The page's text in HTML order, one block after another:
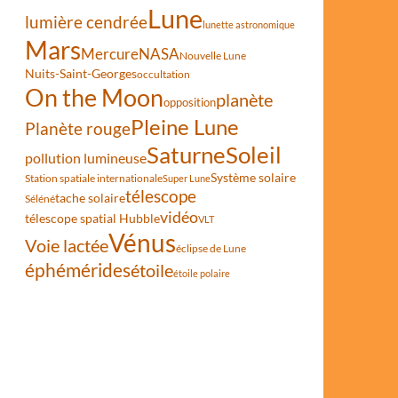
lumière cendréeLunelunette astronomique
MarsMercureNASANouvelle Lune
Nuits-Saint-Georgesoccultation
On the Moonoppositionplanète
Planète rougePleine Lune
pollution lumineuseSaturneSoleil
Station spatiale internationaleSuper LuneSystème solaire
Sélénétache solairetélescope
télescope spatial HubblevidéoVLT
Voie lactéeVénuséclipse de Lune
éphéméridesétoileétoile polaire